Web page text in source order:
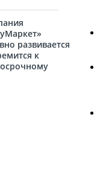
развивается
к